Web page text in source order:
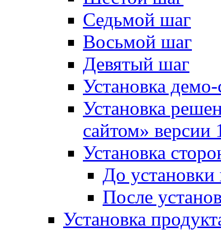
Седьмой шаг
Восьмой шаг
Девятый шаг
Установка
Установка
сайтом»
Установка
До установки
После
Установка